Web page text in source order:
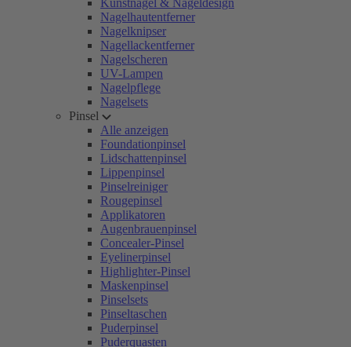
Kunstnägel & Nageldesign
Nagelhautentferner
Nagelknipser
Nagellackentferner
Nagelscheren
UV-Lampen
Nagelpflege
Nagelsets
Pinsel
Alle anzeigen
Foundationpinsel
Lidschattenpinsel
Lippenpinsel
Pinselreiniger
Rougepinsel
Applikatoren
Augenbrauenpinsel
Concealer-Pinsel
Eyelinerpinsel
Highlighter-Pinsel
Maskenpinsel
Pinselsets
Pinseltaschen
Puderpinsel
Puderquasten